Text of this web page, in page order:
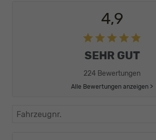
4,9
SEHR GUT
224 Bewertungen
Alle Bewertungen anzeigen >
Fahrzeugnr.